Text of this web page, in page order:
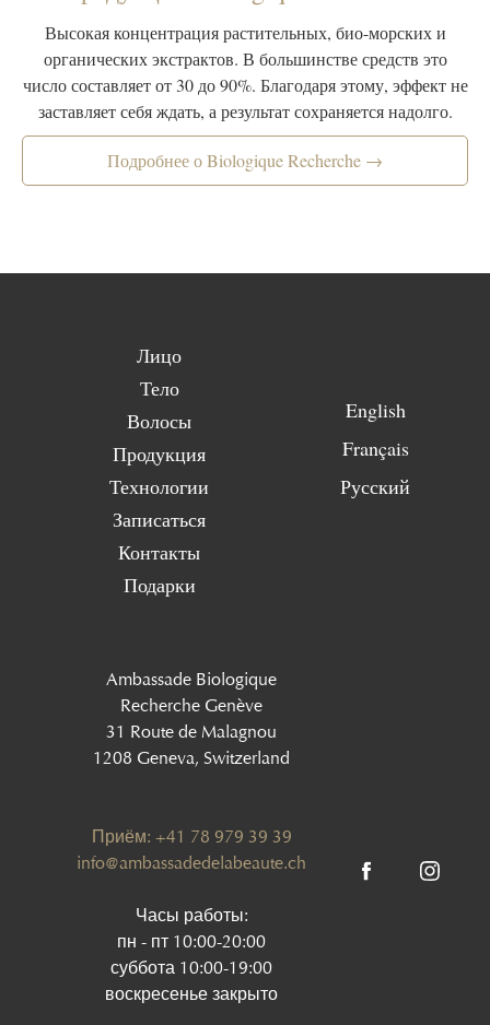
Высокая концентрация растительных, био-морских и
органических экстрактов. В большинстве средств это
число составляет от 30 до 90%. Благодаря этому, эффект не
заставляет себя ждать, а результат сохраняется надолго.
Подробнее о Biologique Recherche →
Лицо
Тело
Волосы
Продукция
Технологии
Записаться
Контакты
Подарки
English
Français
Русский
Ambassade Biologique
Recherche Genève
31 Route de Malagnou
1208 Geneva, Switzerland
Приём: +41 78 979 39 39
info@ambassadedelabeaute.ch
Часы работы:
пн - пт 10:00-20:00
суббота 10:00-19:00
воскресенье закрыто